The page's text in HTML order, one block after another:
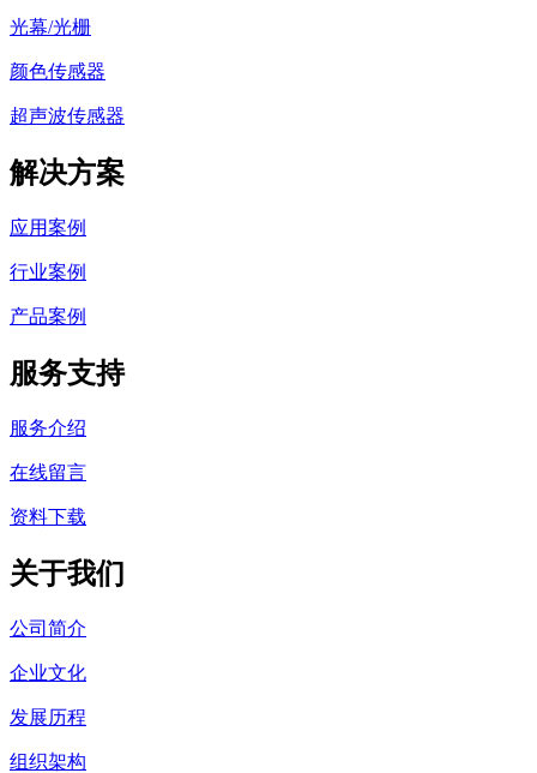
光幕/光栅
颜色传感器
超声波传感器
解决方案
应用案例
行业案例
产品案例
服务支持
服务介绍
在线留言
资料下载
关于我们
公司简介
企业文化
发展历程
组织架构